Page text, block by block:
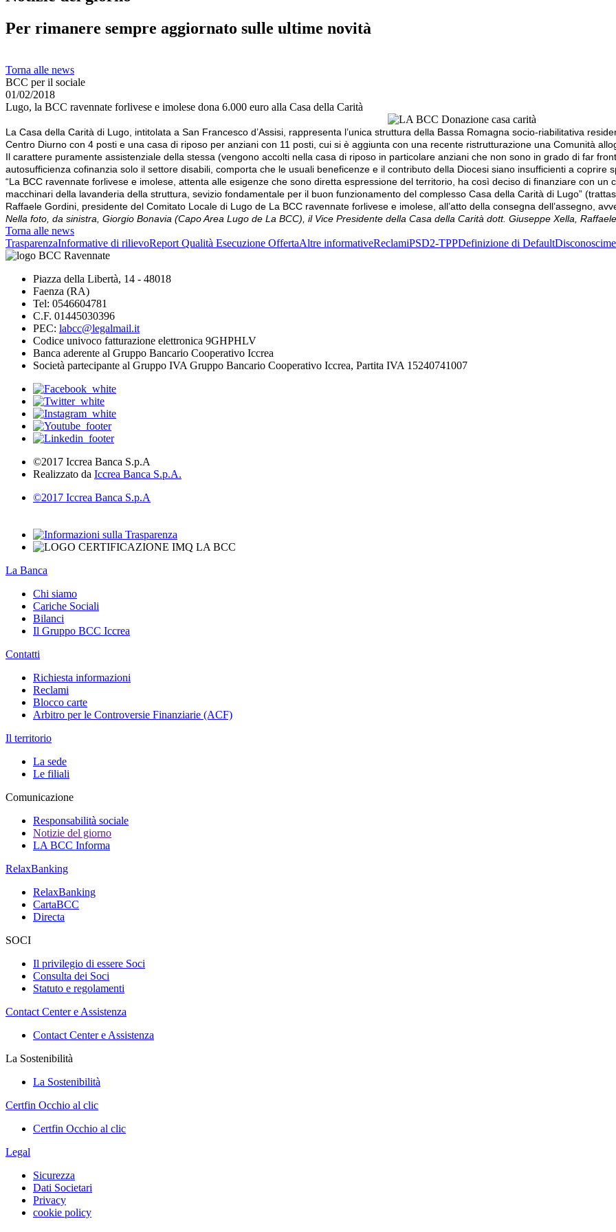
Per rimanere sempre aggiornato sulle ultime novità
Torna alle news
BCC per il sociale
01/02/2018
Lugo, la BCC ravennate forlivese e imolese dona 6.000 euro alla Casa della Carità
La Casa della Carità di Lugo, intitolata a San Francesco d’Assisi, rappresenta l’unica struttura della Bassa Romagna socio-riabilitativa
Centro Diurno con 4 posti e una casa di riposo per anziani con 11 posti, cui si è aggiunta con una recente ristrutturazione una Comunità
Il carattere puramente assistenziale della stessa (vengono accolti nella casa di riposo in particolare anziani che non sono in grado di far
autosufficienza cofinanzia solo il settore disabili, comporta che le usuali beneficenze e il contributo della Diocesi siano insufficienti a coprire
“La BCC ravennate forlivese e imolese, attenta alle esigenze che sono diretta espressione del territorio, ha così deciso di finanziare con
macchinari della lavanderia della struttura, sevizio fondamentale per il buon funzionamento del complesso Casa della Carità di Lugo”
Raffaele Gordini, presidente del Comitato Locale di Lugo de La BCC ravennate forlivese e imolese, all’atto della consegna dell’assegno,
Nella foto, da sinistra, Giorgio Bonavia (Capo Area Lugo de La BCC), il Vice Presidente della Casa della Carità dott. Giuseppe Xella,
Torna alle news
TrasparenzaInformative di rilievoReport Qualità Esecuzione OffertaAltre informativeReclamiPSD2-TPPDefinizione di Default
Piazza della Libertà, 14 - 48018
Faenza (RA)
Tel: 0546604781
C.F. 01445030396
PEC: labcc@legalmail.it
Codice univoco fatturazione elettronica 9GHPHLV
Banca aderente al Gruppo Bancario Cooperativo Iccrea
Società partecipante al Gruppo IVA Gruppo Bancario Cooperativo Iccrea, Partita IVA 15240741007
©2017 Iccrea Banca S.p.A
Realizzato da Iccrea Banca S.p.A.
©2017 Iccrea Banca S.p.A
La Banca
Chi siamo
Cariche Sociali
Bilanci
Il Gruppo BCC Iccrea
Contatti
Richiesta informazioni
Reclami
Blocco carte
Arbitro per le Controversie Finanziarie (ACF)
Il territorio
La sede
Le filiali
Comunicazione
Responsabilità sociale
Notizie del giorno
LA BCC Informa
RelaxBanking
RelaxBanking
CartaBCC
Directa
SOCI
Il privilegio di essere Soci
Consulta dei Soci
Statuto e regolamenti
Contact Center e Assistenza
Contact Center e Assistenza
La Sostenibilità
La Sostenibilità
Certfin Occhio al clic
Certfin Occhio al clic
Legal
Sicurezza
Dati Societari
Privacy
cookie policy